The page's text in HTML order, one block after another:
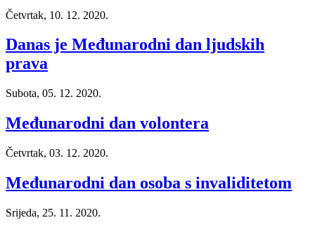
Četvrtak, 10. 12. 2020.
Danas je Međunarodni dan ljudskih
prava
Subota, 05. 12. 2020.
Međunarodni dan volontera
Četvrtak, 03. 12. 2020.
Međunarodni dan osoba s invaliditetom
Srijeda, 25. 11. 2020.